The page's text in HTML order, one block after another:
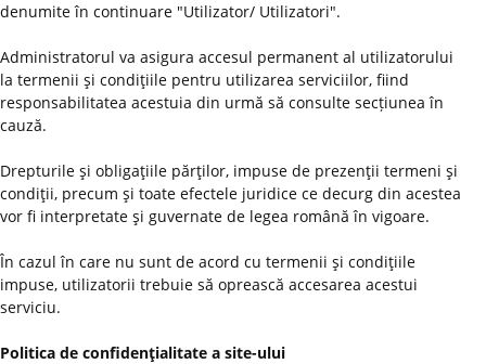
denumite în continuare "Utilizator/ Utilizatori".
Administratorul va asigura accesul permanent al utilizatorului
la termenii şi condiţiile pentru utilizarea serviciilor, fiind
responsabilitatea acestuia din urmă să consulte secțiunea în
cauză.
Drepturile şi obligaţiile părţilor, impuse de prezenţii termeni şi
condiţii, precum şi toate efectele juridice ce decurg din acestea
vor fi interpretate şi guvernate de legea română în vigoare.
În cazul în care nu sunt de acord cu termenii şi condiţiile
impuse, utilizatorii trebuie să oprească accesarea acestui
serviciu.
Politica de confidenţialitate a site-ului